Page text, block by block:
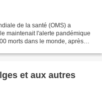
de la santé (OMS) a
maintenait l'alerte pandémique
morts dans le monde, après
et aux autres